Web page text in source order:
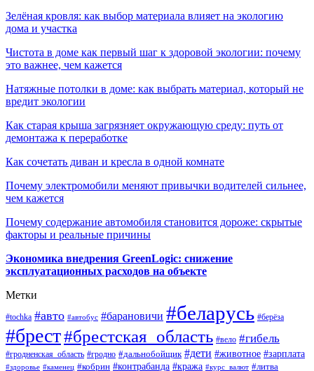
Зелёная кровля: как выбор материала влияет на экологию
дома и участка
Чистота в доме как первый шаг к здоровой экологии: почему
это важнее, чем кажется
Натяжные потолки в доме: как выбрать материал, который не
вредит экологии
Как старая крыша загрязняет окружающую среду: путь от
демонтажа к переработке
Как сочетать диван и кресла в одной комнате
Почему электромобили меняют привычки водителей сильнее,
чем кажется
Почему содержание автомобиля становится дороже: скрытые
факторы и реальные причины
Экономика внедрения GreenLogic: снижение
эксплуатационных расходов на объекте
Метки
#tochka #авто #автобус #барановичи #беларусь #берёза
#брест#брестская_область #вело #гибель
#гродненская_область #гродно #дальнобойщик #дети #животное #зарплата
#здоровье #каменец #кобрин #контрабанда #кража #курс_валют #литва